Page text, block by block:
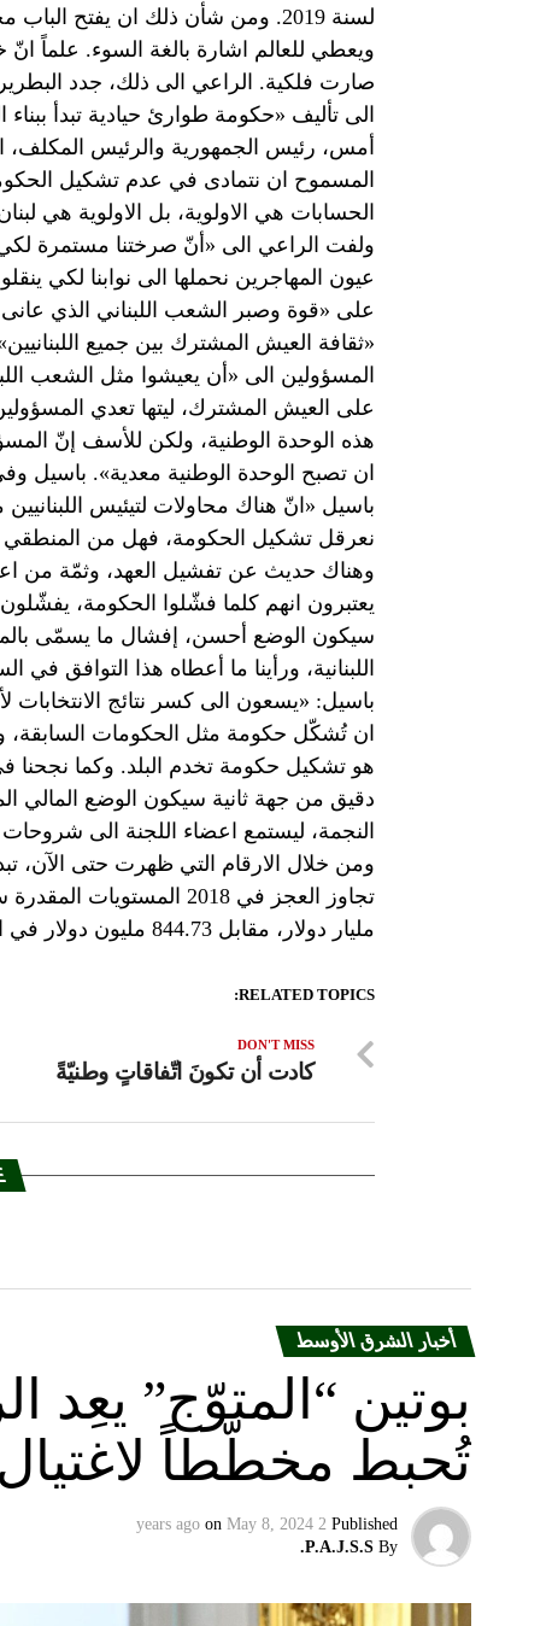
لسنة 2019. ومن شأن ذلك ان يفتح
ويعطي للعالم اشارة بالغة السوء. علماً انّ
صارت فلكية. الراعي الى ذلك، جدد
الى تأليف «حكومة طوارئ حيادية تبدأ
أمس، رئيس الجمهورية والرئيس المكلف،
المسموح ان نتمادى في عدم تشكيل
الحسابات هي الاولوية، بل الاولوية هي
ولفت الراعي الى «أنّ صرختنا مستمرة لكي
عيون المهاجرين نحملها الى نوابنا لكي
على «قوة وصبر الشعب اللبناني الذي
«ثقافة العيش المشترك بين جميع
المسؤولين الى «أن يعيشوا مثل الشعب
على العيش المشترك، ليتها تعدي المسؤولين
هذه الوحدة الوطنية، ولكن للأسف إنّ
ان تصبح الوحدة الوطنية معدية». باسيل
باسيل «انّ هناك محاولات لتيئيس
نعرقل تشكيل الحكومة، فهل من
وهناك حديث عن تفشيل العهد، وثمّة من
يعتبرون انهم كلما فشّلوا الحكومة،
سيكون الوضع أحسن، إفشال ما يسمّى
اللبنانية، ورأينا ما أعطاه هذا التوافق في
باسيل: «يسعون الى كسر نتائج الانتخابات
ان تُشكّل حكومة مثل الحكومات السابقة،
هو تشكيل حكومة تخدم البلد. وكما نجحنا
دقيق من جهة ثانية سيكون الوضع المالي
النجمة، ليستمع اعضاء اللجنة الى
ومن خلال الارقام التي ظهرت حتى الآن،
مليار دولار، مقابل 844.73 مليون دولار في الحقبة نفسها في العام 2017.
RELATED TOPICS:
DON'T MISS
كادت أن تكونَ اتّفاقاتٍ وطنيّةً
أخبار الشرق الأوسط
بوتين “المتوّج”
تُحبط مخطّطاً
Published
2 years ago
on May 8, 2024
By
P.A.J.S.S.